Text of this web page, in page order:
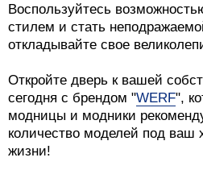
Воспользуйтесь
стилем и стать
откладывайте свое
Откройте дверь к вашей
сегодня с брендом "WERF",
модницы и модники
количество моделей под ваш
жизни!